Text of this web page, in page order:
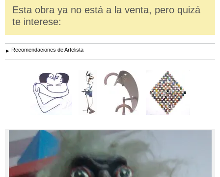
Esta obra ya no está a la venta, pero quizá
te interese:
Recomendaciones de Artelista